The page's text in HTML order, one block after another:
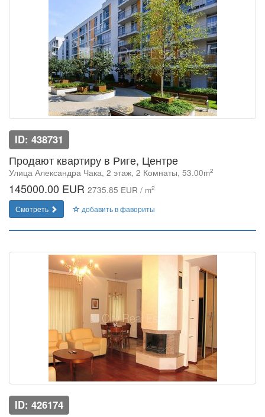
ID: 438731
Продают квартиру в Риге, Центре
Улица Александра Чака, 2 этаж, 2 Комнаты, 53.00m2
145000.00 EUR 2735.85 EUR / m2
Смотреть добавить в фавориты
ID: 426174